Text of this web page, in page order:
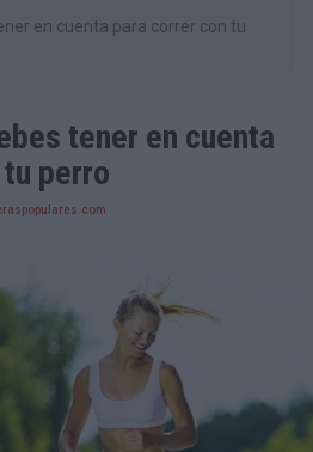
en cuenta para correr con tu
tener en cuenta
perro